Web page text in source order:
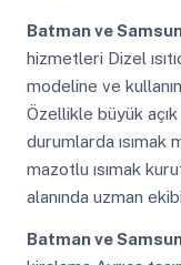
Batman ve
hizmetleri Dizel
modeline ve
Özellikle büyük açık
durumlarda ısımak
mazotlu ısımak
alanında uzman
Batman ve